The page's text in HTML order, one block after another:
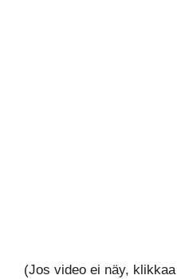
(Jos video ei näy, klikkaa